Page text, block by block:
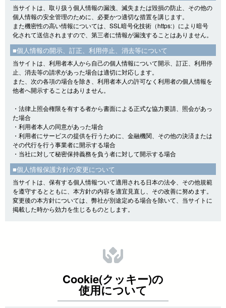
当サイトは、取り扱う個人情報の漏洩、滅失または毀損の防止、その他の
個人情報の安全管理のために、必要かつ適切な措置を講じます。
また機密性の高い情報については、SSL暗号化技術（https:）により暗号
化されて送信されますので、第三者に情報が漏洩することはありません。
■個人情報の開示、訂正、利用停止、消去等について
当サイトは、利用者本人から自己の個人情報について開示、訂正、利用停
止、消去等の請求があった場合は適切に対応します。
また、次の各項の場合を除き、利用者本人の許可なく利用者の個人情報を
他者へ開示することはありません。
・法律上照会権限を有する者から書面による正式な協力要請、照会があっ
た場合
・利用者本人の同意があった場合
・利用者にサービスの提供を行うために、金融機関、その他の決済または
その代行を行う事業者に開示する場合
・当社に対して秘密保持義務を負う者に対して開示する場合
■個人情報保護方針の変更について
当サイトは、保有する個人情報ついて適用される日本の法令、その他規範
を遵守するとともに、本方針の内容を適宜見直し、その改善に努めます。
変更後の本方針については、弊社が別途定める場合を除いて、当サイトに
掲載した時から効力を生じるものとします。
Cookie(クッキー)の
使用について